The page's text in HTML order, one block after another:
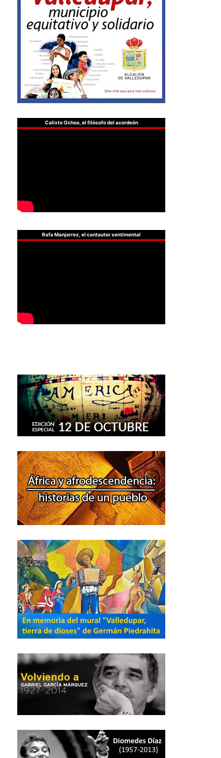
Calixto Ochoa, el filósofo del acordeón
Rafa Manjarrez, el cantautor sentimental